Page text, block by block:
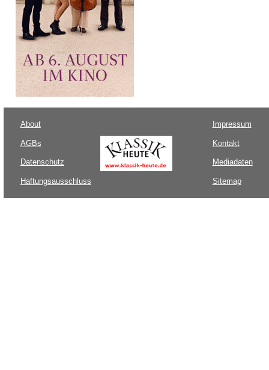
About
AGBs
Datenschutz
Haftungsausschluss
Impressum
Kontakt
Mediadaten
Sitemap